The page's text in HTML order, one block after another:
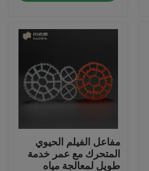
مفاعل الفيلم الحيوي
المتحرك مع عمر خدمة
طويل لمعالجة مياه